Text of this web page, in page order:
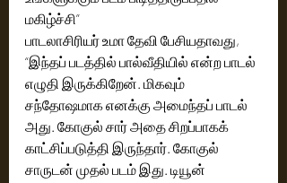
மகிழ்ச்சி”
பாடலாசிரியர் உமா தேவி பேசியதாவது,
“இந்தப் படத்தில் பால்வீதியில் என்ற பாடல்
எழுதி இருக்கிறேன். மிகவும்
சந்தோஷமாக எனக்கு அமைந்தப் பாடல்
அது. கோகுல் சார் அதை சிறப்பாகக்
காட்சிப்படுத்தி இருந்தார். கோகுல்
சாருடன் முதல் படம் இது. டியூன்